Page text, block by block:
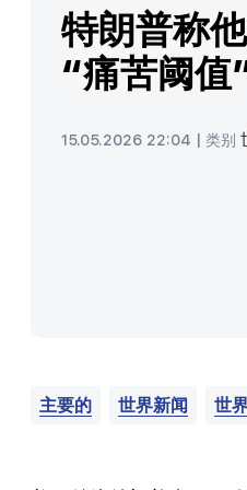
特朗普称
“痛苦阈值
15.05.2026 22:04 | 类别
主要的 世界新闻 世